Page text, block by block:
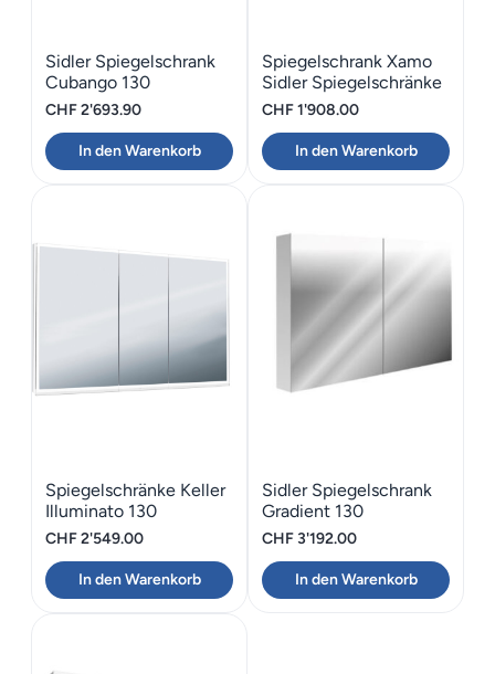
Sidler Spiegelschrank
Cubango 130
CHF2'693.90
In den Warenkorb
Spiegelschrank Xamo
Sidler Spiegelschränke
LED
CHF1'908.00
In den Warenkorb
Spiegelschränke Keller
Illuminato 130
CHF2'549.00
In den Warenkorb
Sidler Spiegelschrank
Gradient 130
CHF3'192.00
In den Warenkorb